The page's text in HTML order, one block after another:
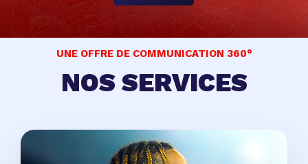
UNE OFFRE DE COMMUNICATION 360°
NOS SERVICES